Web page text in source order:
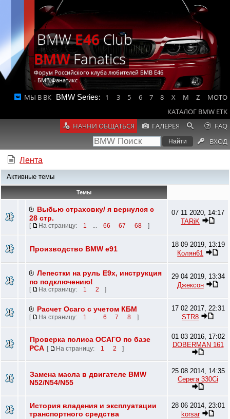
BMWE46Club
BMWFanatics
Форум Российского клуба любителей БМВ Е46
- БМВ Фанатикс
МЫ В ВК BMW Series: 1 3 5 6 7 8 X M Z
MOTO
КАТАЛОГ BMW ETK
НАЧНИ ОБЩАТЬСЯ
ГАЛЕРЕЯ
FAQ
ВХОД
Лента
Активные темы
Темы
Выбью страховку/ я вернулся с
28 стр.
[ На страницу: 1 ... 66 67 68 ]
07 11 2020, 14:17
TARiK
Производство BMW e91
18 09 2019, 13:19
Колян61
Лепестки на руль E9х, инструкция
по подключению!
[ На страницу: 1 2 ]
29 04 2019, 13:34
Джексон
Расчет Осаго с учетом КБМ
[ На страницу: 1 ... 6 7 8 ]
17 02 2017, 22:31
STR8
Проверка полиса ОСАГО по базе
РСА [ На страницу: 1 2 ]
01 03 2016, 17:02
DOBERMAN 161
Замена масла в двигателе BMW
N52/N54/N55
25 08 2014, 14:35
Серега 330Ci
История владения и эксплуатации
транспортного средства
28 06 2014, 23:01
korsar